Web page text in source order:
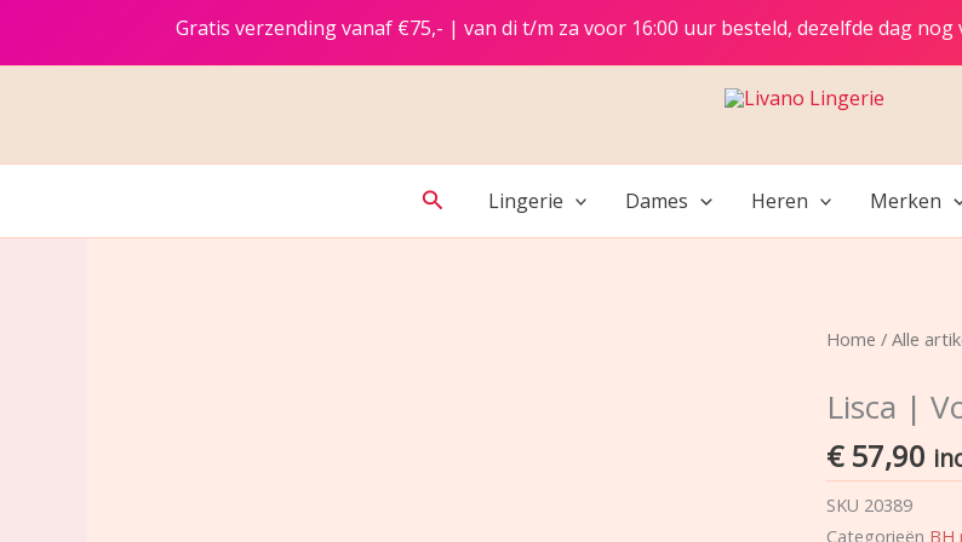
Gratis verzending vanaf €75,- | van di t/m za voor 16:00 uur besteld, dezelfde dag
ZoekenLingerie Dames Heren Merken
Home / Alle
Lisca |
€57,90
SKU 20389
Categorieën BH